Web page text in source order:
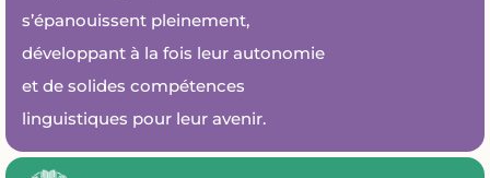
s’épanouissent pleinement,
développant à la fois leur autonomie
et de solides compétences
linguistiques pour leur avenir.